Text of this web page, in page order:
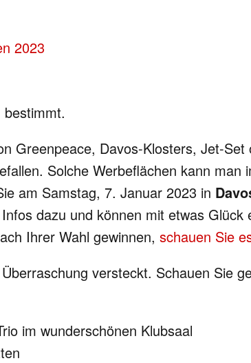
2023
Greenpeace, Davos-Klosters, Jet-
Solche Werbeflächen kann
am Samstag, 7. Januar 2023 in
dazu und können mit etwas
Ihrer Wahl gewinnen, schauen Sie
versteckt. Schauen Sie
im wunderschönen Klubsaal